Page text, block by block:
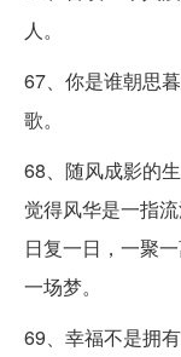
人。
67、你是谁朝思
歌。
68、随风成影的
觉得风华是一指
日复一日，一聚
一场梦。
69、幸福不是拥